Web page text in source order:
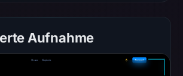
captured
theAufnahme